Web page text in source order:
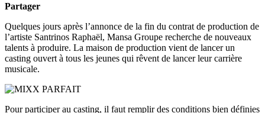
Partager
Quelques jours après l’annonce de la fin du contrat de production de
l’artiste Santrinos Raphaël, Mansa Groupe recherche de nouveaux
talents à produire. La maison de production vient de lancer un
casting ouvert à tous les jeunes qui rêvent de lancer leur carrière
musicale.
Pour participer au casting, il faut remplir des conditions bien définies